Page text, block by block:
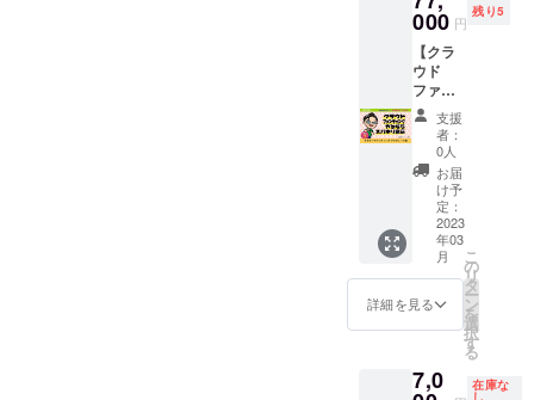
湿、直
射日光
を避け
て保存
してく
ださい
サ粉
末、ム
ラサキ
芋粉
末、マ
キベ
リー粉
末、ゴ
ジベ
リー、
パンプ
キン
シー
ド、
レーズ
ン、ド
ライい
ちじ
デー
ツ、ヘ
しま
す。 ※
現地ま
での交
通費は
各自ご
負担く
ださ
い。 ※
アーユ
ヴェー
ダはイ
ンドの
り、日
本では
該当し
ないた
所：商
売農場
・内
容：
ヘッド
スパ
（頭・
耳）、
アーユ
ヴェー
ダ式ア
イケ
ア、目
のオイ
ルケ
し、首
間とは
生きる
とは何
か、幸
せとは
何か、
あなた
がどう
生きる
のが幸
せなの
か、探
してみ
か？ ■
詳細 ・
にて調
前と
URLは
メール
にてお
伺いい
たしま
す。 ※
掲載期
間は
オープ
ン予定
の2023
年2月～
2024年
1月まで
の1年間
期がズ
こと」
を考え
られる
権で
す。 今
日のひ
とこと
は羊さ
んとと
もに写
真を
撮って
Twitter
に掲載
いたし
ます。
考欄に
000 円
残り5
【クラ
ウド
ファン
ディン
グ プロ
デュー
ス権】
スバキ
リ商店
のクラ
ウド
ファン
ディン
グのプ
ロ
デュー
けられ
る権利
支援
者：
0人
お届
け予
定：
2023
年03
月
詳細を見る
こ
の
リ
タ
ー
ン
を
選
択
す
る
7,0 在庫な
し